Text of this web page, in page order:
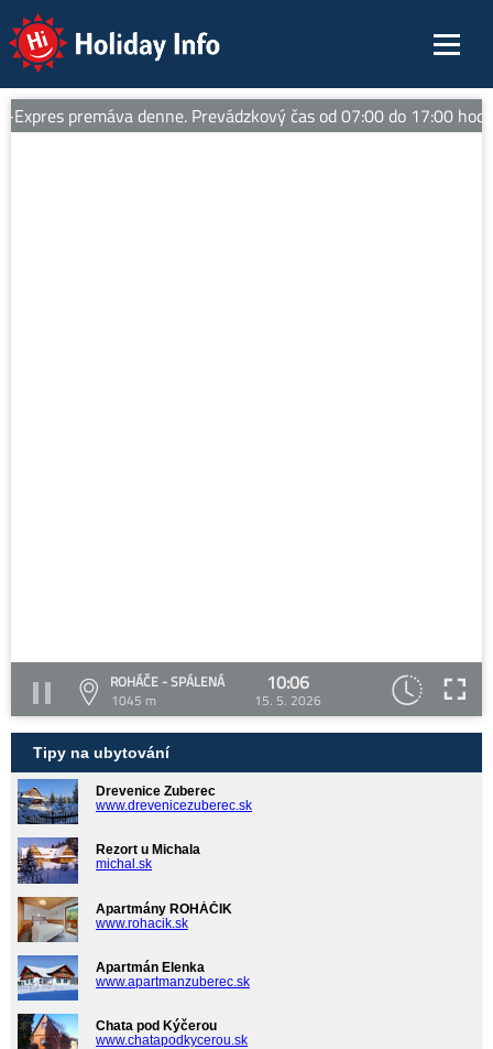
Holiday Info
premáva denne. Prevádzkový čas od 07:00 do 17:00
ROHÁČE - SPÁLENÁ
1045 m
10:06
15. 5. 2026
Tipy na ubytování
Drevenice Zuberec
www.drevenicezuberec.sk
Rezort u Michala
michal.sk
Apartmány ROHÁČIK
www.rohacik.sk
Apartmán Elenka
www.apartmanzuberec.sk
Chata pod Kýčerou
www.chatapodkycerou.sk